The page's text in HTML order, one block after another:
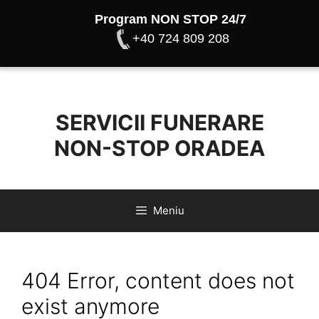
Program NON STOP 24/7
+40 724 809 208
SERVICII FUNERARE
NON-STOP ORADEA
Meniu
404 Error, content does not
exist anymore